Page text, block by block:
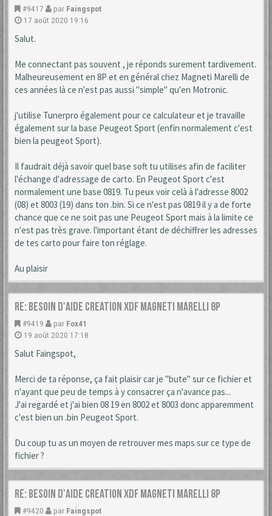
#9417 par Faingspot
17 août 2020 19:16
Salut.
Me connectant pas souvent , je réponds surement tardivement.
Malheureusement en 8P et en général chez Magneti Marelli de
ces années là ce n'est pas aussi "simple" qu'en Motronic.
j'utilise Tunerpro également pour ce calculateur et je travaille
également sur la base Peugeot Sport (enfin normalement c'est
bien la peugeot Sport).
Il faudrait déjà savoir quel base soft tu utilises afin de faciliter
l'échange d'adressage de carto. En Peugeot Sport c'est
normalement une base 0819. Tu peux voir celà à l'adresse 8002
(08) et 8003 (19) dans ton .bin. Si ce n'est pas 0819 il y a de forte
chance que ce ne soit pas une Peugeot Sport mais à la limite ce
n'est pas très grave. l'important étant de déchiffrer les adresses
de tes carto pour faire ton réglage.
Au plaisir
Re: Besoin d'aide creation XDF Magneti Marelli 8P
#9419 par Fox41
19 août 2020 17:18
Salut Faingspot,
Merci de ta réponse, ça fait plaisir car je "bute" sur ce fichier et
n'ayant que peu de temps à y consacrer ça n'avance pas...
J'ai regardé et j'ai bien 08 19 en 8002 et 8003 donc apparemment
c'est bien un .bin Peugeot Sport.
Du coup tu as un moyen de retrouver mes maps sur ce type de
fichier ?
Re: Besoin d'aide creation XDF Magneti Marelli 8P
#9420 par Faingspot